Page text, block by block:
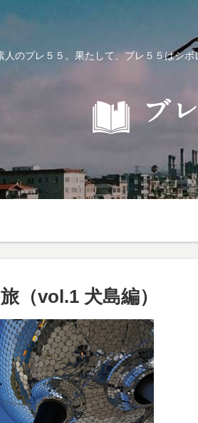
のブレ５５。果たして、ブレ５５はシ
（vol.1 犬島編）